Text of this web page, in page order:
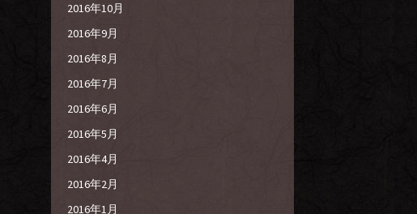
2016年10月
2016年9月
2016年8月
2016年7月
2016年6月
2016年5月
2016年4月
2016年2月
2016年1月